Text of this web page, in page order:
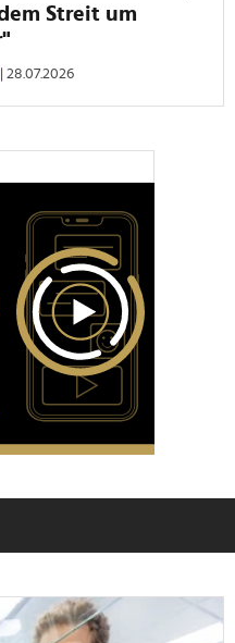
Streit um
| 28.07.2026